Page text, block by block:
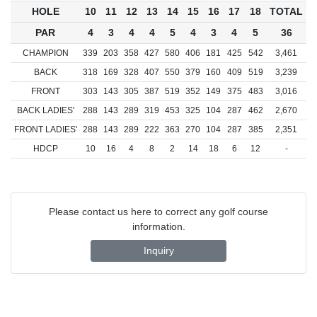
HOLE 10 11 12 13 14 15 16 17 18
TOTAL
PAR
4 3 4 4 5 4 3 4 5 36
CHAMPION 339 203 358 427 580 406 181 425 542
3,461
BACK
318 169 328 407 550 379 160 409 519
3,239
FRONT
303 143 305 387 519 352 149 375 483
3,016
BACK LADIES'
288 143 289 319 453 325 104 287 462
2,670
FRONT LADIES'
288 143 289 222 363 270 104 287 385
2,351
HDCP
10 16 4 8 2 14 18 6 12 -
Please contact us here to correct any golf course
information.
Inquiry